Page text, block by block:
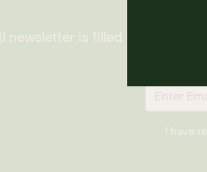
newsletter is filled with the
I have